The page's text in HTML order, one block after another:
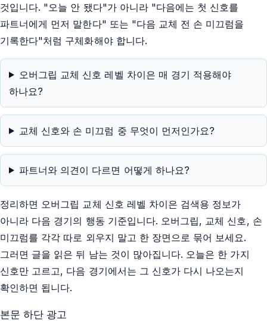
것입니다. "오늘 안 됐다"가 아니라 "다음에는 첫 신호를
파트너에게 먼저 말한다" 또는 "다음 교체 전 손 미끄럼을
기록한다"처럼 구체화해야 합니다.
오버그립 교체 신호 레벨 차이은 매 경기 적용해야
하나요?
교체 신호와 손 미끄럼 중 무엇이 먼저인가요?
파트너와 의견이 다르면 어떻게 하나요?
정리하면 오버그립 교체 신호 레벨 차이은 검색용 정보가
아니라 다음 경기의 행동 기준입니다. 오버그립, 교체 신호, 손
미끄럼를 각각 따로 외우지 말고 한 장면으로 묶어 보세요.
그러면 글을 읽은 뒤 남는 것이 많아집니다. 오늘은 한 가지
신호만 고르고, 다음 경기에서는 그 신호가 다시 나오는지
확인하면 됩니다.
본문 하단 광고